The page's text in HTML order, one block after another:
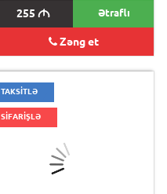
255 M Ətraflı
Zəng et
TAKSİTLƏ
SİFARİŞLƏ